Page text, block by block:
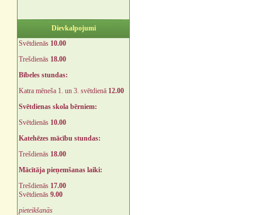
Dievkalpojumi
Svētdienās 10.00
Trešdienās 18.00
Bībeles stundas:
Katra mēneša 1. un 3. svētdienā 12.00
Svētdienas skola bērniem:
Svētdienās 10.00
Katehēzes mācību stundas:
Trešdienās 18.00
Mācītāja pieņemšanas laiki:
Trešdienās 17.00
Svētdienās 9.00
pieteikšanās